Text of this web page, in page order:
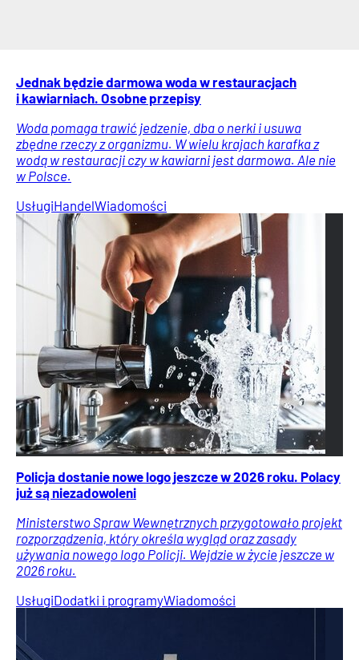
Jednak będzie darmowa woda w restauracjach
i kawiarniach. Osobne przepisy
Woda pomaga trawić jedzenie, dba o nerki i usuwa
zbędne rzeczy z organizmu. W wielu krajach karafka z
wodą w restauracji czy w kawiarni jest darmowa. Ale nie
w Polsce.
UsługiHandelWiadomości
Policja dostanie nowe logo jeszcze w 2026 roku. Polacy
już są niezadowoleni
Ministerstwo Spraw Wewnętrznych przygotowało projekt
rozporządzenia, który określa wygląd oraz zasady
używania nowego logo Policji. Wejdzie w życie jeszcze w
2026 roku.
UsługiDodatki i programyWiadomości